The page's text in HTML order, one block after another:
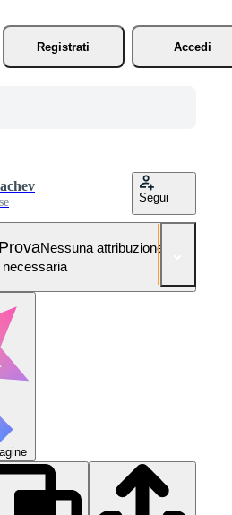
Registrati
Accedi
Segui
Nessuna attribuzione
necessaria